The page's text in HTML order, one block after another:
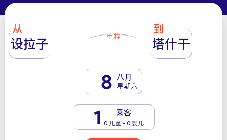
从
设拉子 单程
到
塔什干
8 八月
星期六
1 乘客
0 儿童 - 0 婴儿